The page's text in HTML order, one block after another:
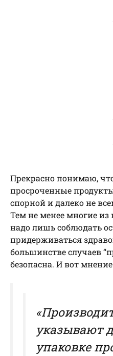
Прекрасно понимаю,
просроченные
спорной и далеко не
Тем не менее многие
надо лишь соблюдать
придерживаться
большинстве случаев
безопасна. И вот мнение
указывают
упаковке